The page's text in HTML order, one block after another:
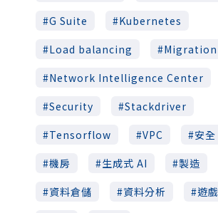
G Suite
Kubernetes
Load balancing
Migration
Network Intelligence Center
Security
Stackdriver
Tensorflow
VPC
安全
機房
生成式 AI
製造
資料倉儲
資料分析
遊戲